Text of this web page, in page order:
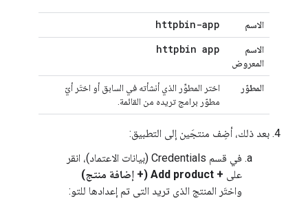
الاسم httpbin-app
الاسم
المعروض
httpbin app
المطوّر
اختر المطوِّر الذي أنشأته في السابق أو اختَر أيّ
مطوّر برامج تريده من القائمة.
بعد ذلك، أضِف منتجَين إلى التطبيق:
في قسم Credentials (بيانات الاعتماد)، انقر
على + Add product (+ إضافة منتج)
واختَر المنتج الذي تريد التي تم إعدادها للتو: